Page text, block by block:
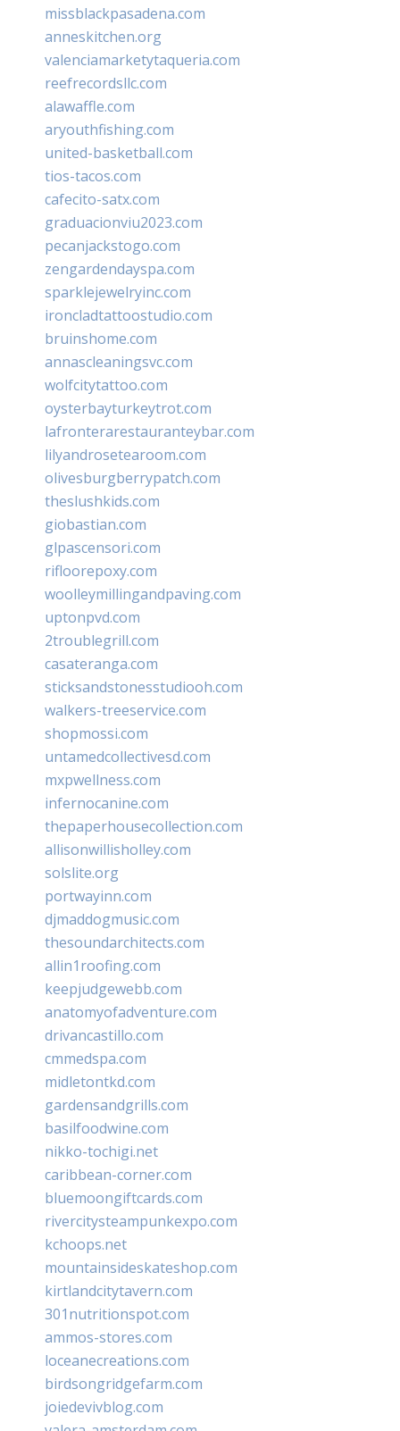
missblackpasadena.com
anneskitchen.org
valenciamarketytaqueria.com
reefrecordsllc.com
alawaffle.com
aryouthfishing.com
united-basketball.com
tios-tacos.com
cafecito-satx.com
graduacionviu2023.com
pecanjackstogo.com
zengardendayspa.com
sparklejewelryinc.com
ironcladtattoostudio.com
bruinshome.com
annascleaningsvc.com
wolfcitytattoo.com
oysterbayturkeytrot.com
lafronterarestauranteybar.com
lilyandrosetearoom.com
olivesburgberrypatch.com
theslushkids.com
giobastian.com
glpascensori.com
rifloorepoxy.com
woolleymillingandpaving.com
uptonpvd.com
2troublegrill.com
casateranga.com
sticksandstonesstudiooh.com
walkers-treeservice.com
shopmossi.com
untamedcollectivesd.com
mxpwellness.com
infernocanine.com
thepaperhousecollection.com
allisonwillisholley.com
solslite.org
portwayinn.com
djmaddogmusic.com
thesoundarchitects.com
allin1roofing.com
keepjudgewebb.com
anatomyofadventure.com
drivancastillo.com
cmmedspa.com
midletontkd.com
gardensandgrills.com
basilfoodwine.com
nikko-tochigi.net
caribbean-corner.com
bluemoongiftcards.com
rivercitysteampunkexpo.com
kchoops.net
mountainsideskateshop.com
kirtlandcitytavern.com
301nutritionspot.com
ammos-stores.com
loceanecreations.com
birdsongridgefarm.com
joiedevivblog.com